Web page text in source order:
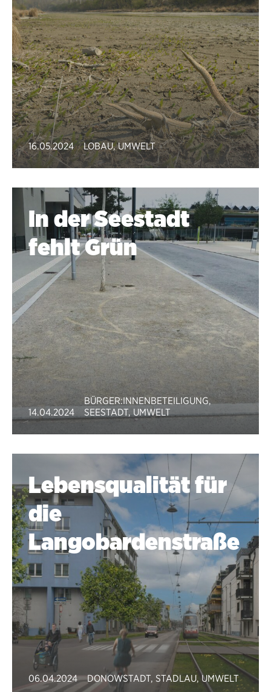
16.05.2024 LOBAU,UMWELT
In der Seestadt
fehlt Grün
14.04.2024
BÜRGER:INNENBETEILIGUNG,
SEESTADT, UMWELT
Lebensqualität für
die
Langobardenstraße
06.04.2024 DONOWSTADT, STADLAU, UMWELT